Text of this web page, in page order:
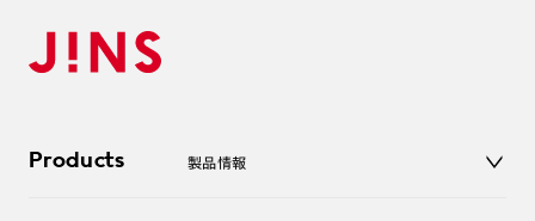
Products 製品情報